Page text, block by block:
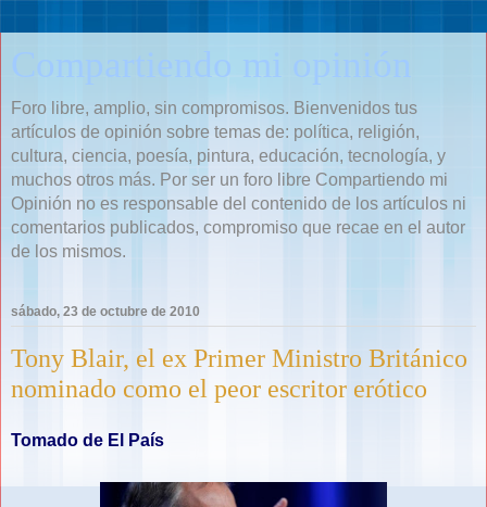
Compartiendo mi opinión
Foro libre, amplio, sin compromisos. Bienvenidos tus
artículos de opinión sobre temas de: política, religión,
cultura, ciencia, poesía, pintura, educación, tecnología, y
muchos otros más. Por ser un foro libre Compartiendo mi
Opinión no es responsable del contenido de los artículos ni
comentarios publicados, compromiso que recae en el autor
de los mismos.
sábado, 23 de octubre de 2010
Tony Blair, el ex Primer Ministro Británico
nominado como el peor escritor erótico
Tomado de El País